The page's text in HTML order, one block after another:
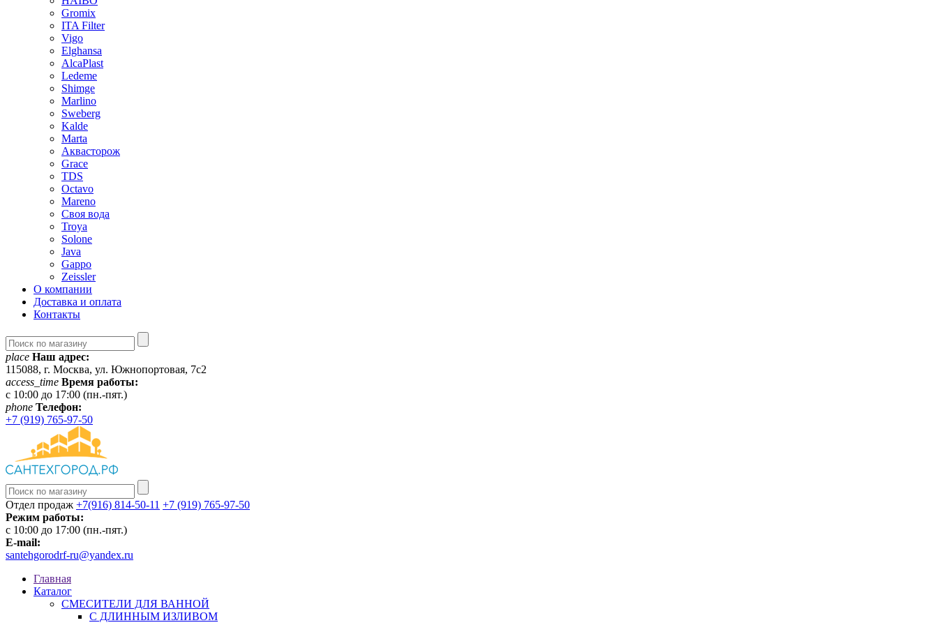
Gromix
ITA Filter
Vigo
Elghansa
AlcaPlast
Ledeme
Shimge
Marlino
Sweberg
Kalde
Marta
Аквасторож
Grace
TDS
Octavo
Mareno
Своя вода
Troya
Solone
Java
Gappo
Zeissler
О компании
Доставка и оплата
Контакты
place Наш адрес:
115088, г. Москва, ул. Южнопортовая, 7с2
access_time Время работы:
c 10:00 до 17:00 (пн.-пят.)
phone Телефон:
+7 (919) 765-97-50
Отдел продаж +7(916) 814-50-11 +7 (919) 765-97-50
Режим работы:
c 10:00 до 17:00 (пн.-пят.)
E-mail:
santehgorodrf-ru@yandex.ru
Главная
Каталог
СМЕСИТЕЛИ ДЛЯ ВАННОЙ
С ДЛИННЫМ ИЗЛИВОМ